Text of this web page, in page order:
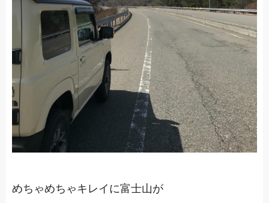
めちゃめちゃキレイに富士山が